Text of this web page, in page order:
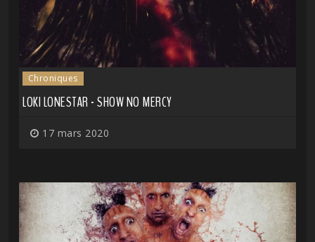
Chroniques
LOKI LONESTAR - SHOW NO MERCY
17 mars 2020